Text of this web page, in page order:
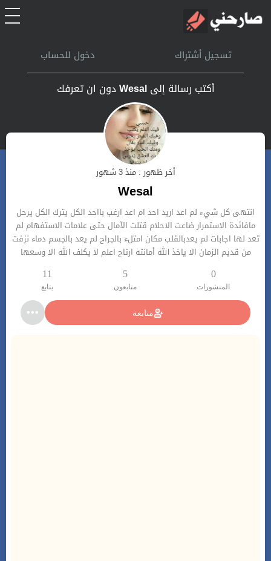
الرئيسية
اتصل بنا
تسجيل أشتراك دخول للحساب
أكتب رسالة إلىWesalدون ان تعرفك
أخر ظهور : منذ 3 شهور
Wesal
انتهى كل شيء لم اعد اريد احد ام اعد ارغب بااحد الكل يترك الكل يرحل
مافائدة الاستمرار ضاعت الاحلام قتلت الآمال حتى علامات الاستفهام لم
تعد لها اجابات لم يعدبالقلب مكان امتلء بالجراح لم يعد بالجسم دماء نزفت
من قديم الزمان الا ياخذ الله أمانته ارتاح اعلم لا يكلف الله الا وسعها
0
المنشورات
5
متابعون
11
يتابع
متابعة